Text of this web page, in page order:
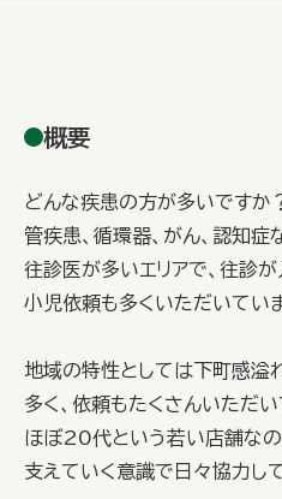
概要
どんな疾患の方が多いですか
管疾患、循環器、がん、認知症
往診医が多いエリアで、往診
小児依頼も多くいただいていま
地域の特性としては下町感溢
多く、依頼もたくさんいただい
ほぼ20代という若い店舗なの
支えていく意識で日々協力して